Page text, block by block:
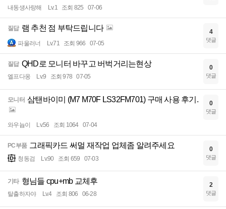
내동생사랑해 Lv.1 조회 825 07-06
질답 램 추천 점 부탁드립니다
파울러너 Lv.71 조회 966 07-05
4
댓글
질답 QHD로 모니터 바꾸고 버벅거리는현상
엘프다옹 Lv.9 조회 978 07-05
0
댓글
모니터 삼탠바이미 (M7 M70F LS32FM701) 구매 사용 후기.
와우늅이 Lv.56 조회 1064 07-04
0
댓글
PC부품 그래픽카드 써멀 재작업 업체좀 알려주세요
청동검 Lv.90 조회 659 07-03
0
댓글
기타 형님들 cpu+mb 교체후
탈출하자야 Lv.4 조회 806 06-28
2
댓글